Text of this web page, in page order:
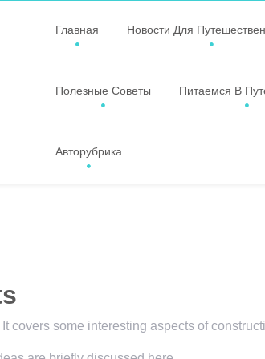
Главная Новости Для
Полезные Советы Питаемся В
Авторубрика
covers some interesting aspects of